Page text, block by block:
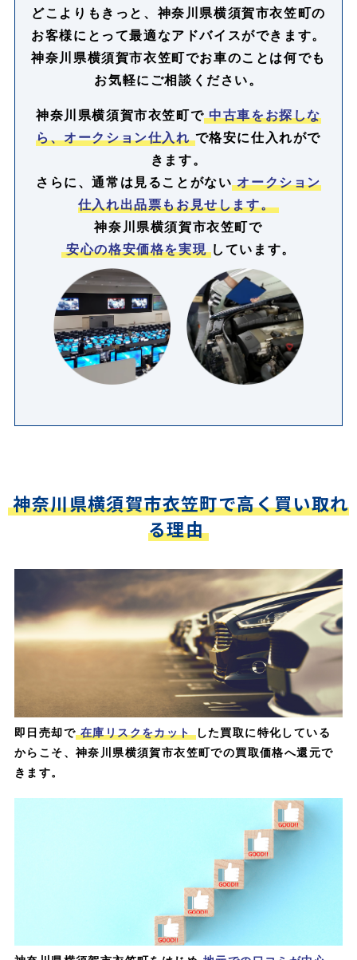
どこよりもきっと、神奈川県横須賀市衣笠町の
お客様にとって最適なアドバイスができます。
神奈川県横須賀市衣笠町でお車のことは何でも
お気軽にご相談ください。
神奈川県横須賀市衣笠町で 中古車をお探しな
ら、オークション仕入れ で格安に仕入れがで
きます。
さらに、通常は見ることがない オークション
仕入れ出品票もお見せします。
神奈川県横須賀市衣笠町で
安心の格安価格を実現 しています。
神奈川県横須賀市衣笠町で高く買い取れ
る理由
即日売却で 在庫リスクをカット した買取に特化している
からこそ、神奈川県横須賀市衣笠町での買取価格へ還元で
きます。